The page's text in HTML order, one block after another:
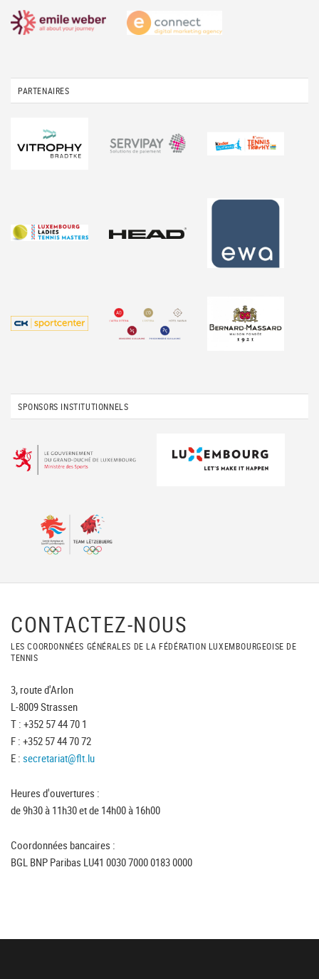
PARTENAIRES
SPONSORS INSTITUTIONNELS
CONTACTEZ-NOUS
LES COORDONNÉES GÉNÉRALES DE LA FÉDÉRATION LUXEMBOURGEOISE DE
TENNIS
3, route d'Arlon
L-8009 Strassen
T : +352 57 44 70 1
F : +352 57 44 70 72
E : secretariat@flt.lu
Heures d'ouvertures :
de 9h30 à 11h30 et de 14h00 à 16h00
Coordonnées bancaires :
BGL BNP Paribas LU41 0030 7000 0183 0000